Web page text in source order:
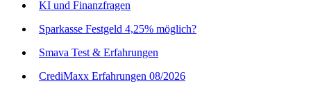
KI und Finanzfragen
Sparkasse Festgeld 4,25% möglich?
Smava Test & Erfahrungen
CrediMaxx Erfahrungen 08/2026